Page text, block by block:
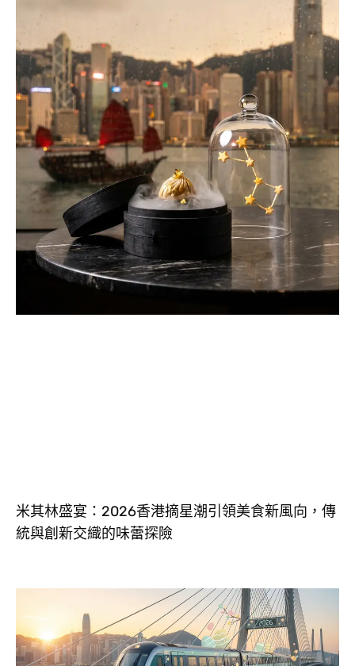
米其林盛宴：2026香港摘星潮引領美食新風向，傳
統與創新交織的味蕾探險